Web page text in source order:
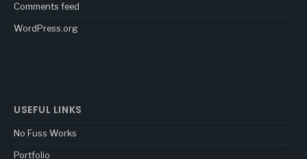
Comments feed
WordPress.org
USEFUL LINKS
No Fuss Works
Portfolio